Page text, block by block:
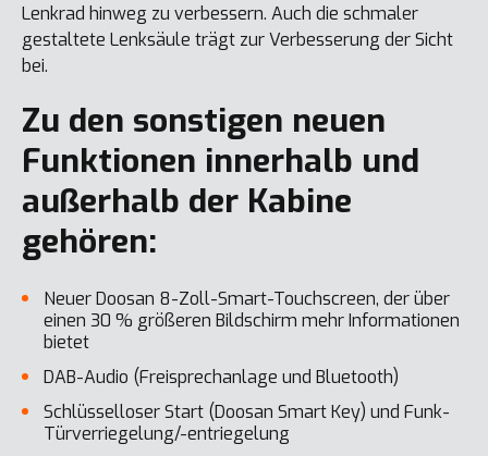
Lenkrad hinweg zu verbessern. Auch die schmaler
gestaltete Lenksäule trägt zur Verbesserung der Sicht
bei.
Zu den sonstigen neuen
Funktionen innerhalb und
außerhalb der Kabine
gehören:
Neuer Doosan 8-Zoll-Smart-Touchscreen, der über
einen 30 % größeren Bildschirm mehr Informationen
bietet
DAB-Audio (Freisprechanlage und Bluetooth)
Schlüsselloser Start (Doosan Smart Key) und Funk-
Türverriegelung/-entriegelung